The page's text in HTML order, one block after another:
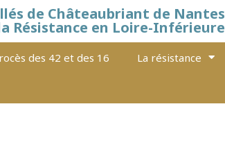
de Châteaubriant de Nantes
Résistance en Loire-Inférieure
des 42 et des 16 La résistance